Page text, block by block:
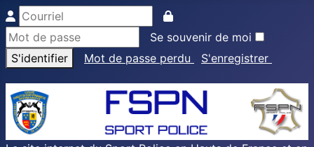
Se souvenir de moi
S'identifier
Mot de passe perdu S'enregistrer